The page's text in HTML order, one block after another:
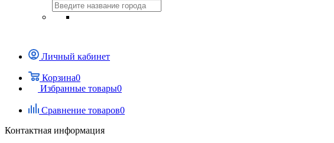
Личный кабинет
Корзина0
Избранные товары0
Сравнение товаров0
Контактная информация